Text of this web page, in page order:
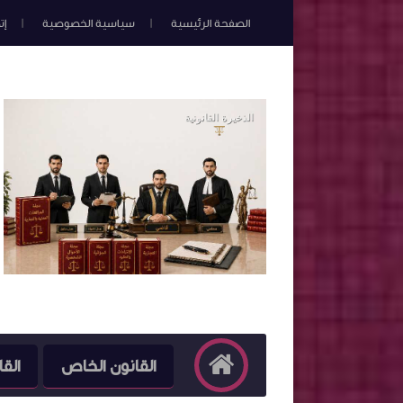
الصفحة الرئيسية سياسية الخصوصية
القانون الخاص